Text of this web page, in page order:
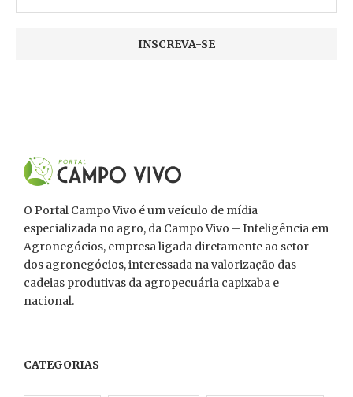
O Portal Campo Vivo é um veículo de mídia
especializada no agro, da Campo Vivo – Inteligência em
Agronegócios, empresa ligada diretamente ao setor
dos agronegócios, interessada na valorização das
cadeias produtivas da agropecuária capixaba e
nacional.
CATEGORIAS